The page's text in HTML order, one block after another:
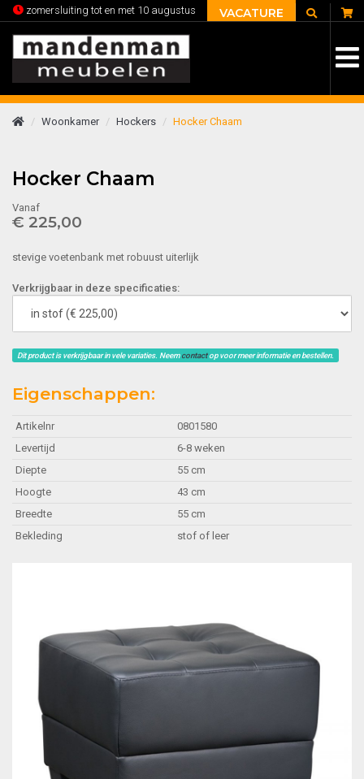
zomersluiting tot en met 10 augustus VACATURE
Woonkamer Hockers Hocker Chaam
Hocker Chaam
Vanaf
€ 225,00
stevige voetenbank met robuust uiterlijk
Verkrijgbaar in deze specificaties:
Dit product is verkrijgbaar in vele variaties. Neemcontactop voor meer informatie en bestellen.
Eigenschappen:
Artikelnr
0801580
Levertijd
6-8 weken
Diepte
55 cm
Hoogte
43 cm
Breedte
55 cm
Bekleding
stof of leer